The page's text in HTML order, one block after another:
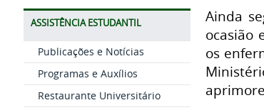
ASSISTÊNCIA ESTUDANTIL
Publicações e Notícias
Programas e Auxílios
Restaurante Universitário
Ainda
ocasião
os